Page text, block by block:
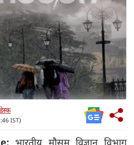
IST)
भारतीय मौसम विज्ञान विभाग